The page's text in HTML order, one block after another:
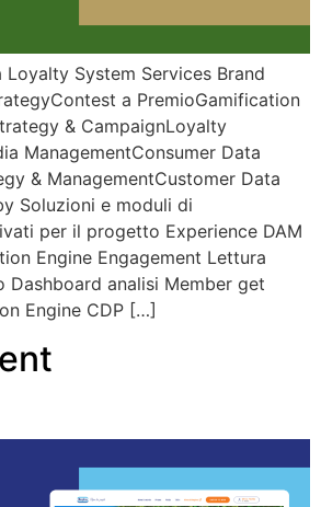
System Services Brand
a PremioGamification
& CampaignLoyalty
ManagementConsumer Data
& ManagementCustomer Data
Soluzioni e moduli di
per il progetto Experience DAM
Engine Engagement Lettura
Dashboard analisi Member get
Engine CDP […]